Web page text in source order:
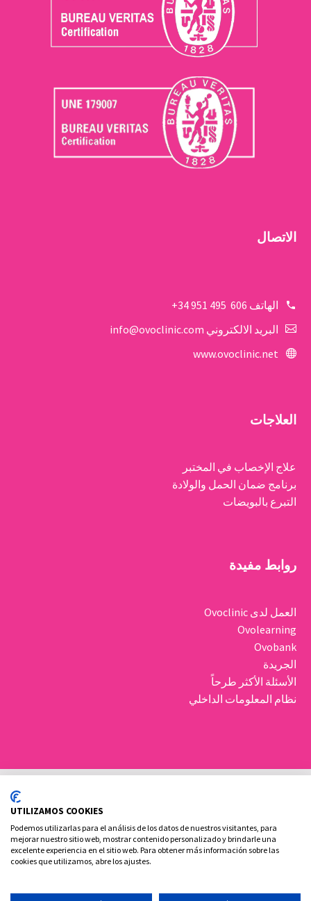
الاتصال
الهاتف 606 495 951 34+
البريد الالكتروني info@ovoclinic.com
www.ovoclinic.net
العلاجات
علاج الإخصاب في المختبر
برنامج ضمان الحمل والولادة
التبرع بالبويضات
روابط مفيدة
العمل لدى Ovoclinic
Ovolearning
Ovobank
الجريدة
الأسئلة الأكثر طرحاً
نظام المعلومات الداخلي
سياسة ملفات تعريف الارتباط
الإشعار القانوني والخصوصية
UTILIZAMOS COOKIES
Podemos utilizarlas para el análisis de los datos de nuestros visitantes, para
mejorar nuestro sitio web, mostrar contenido personalizado y brindarle una
excelente experiencia en el sitio web. Para obtener más información sobre las
cookies que utilizamos, abre los ajustes.